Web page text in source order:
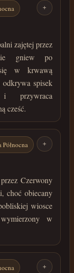
+
zajętej przez
gniew po
w krwawą
spisek
i przywraca
cześć.
+
Czerwony
choć obiecany
wiosce
w
+